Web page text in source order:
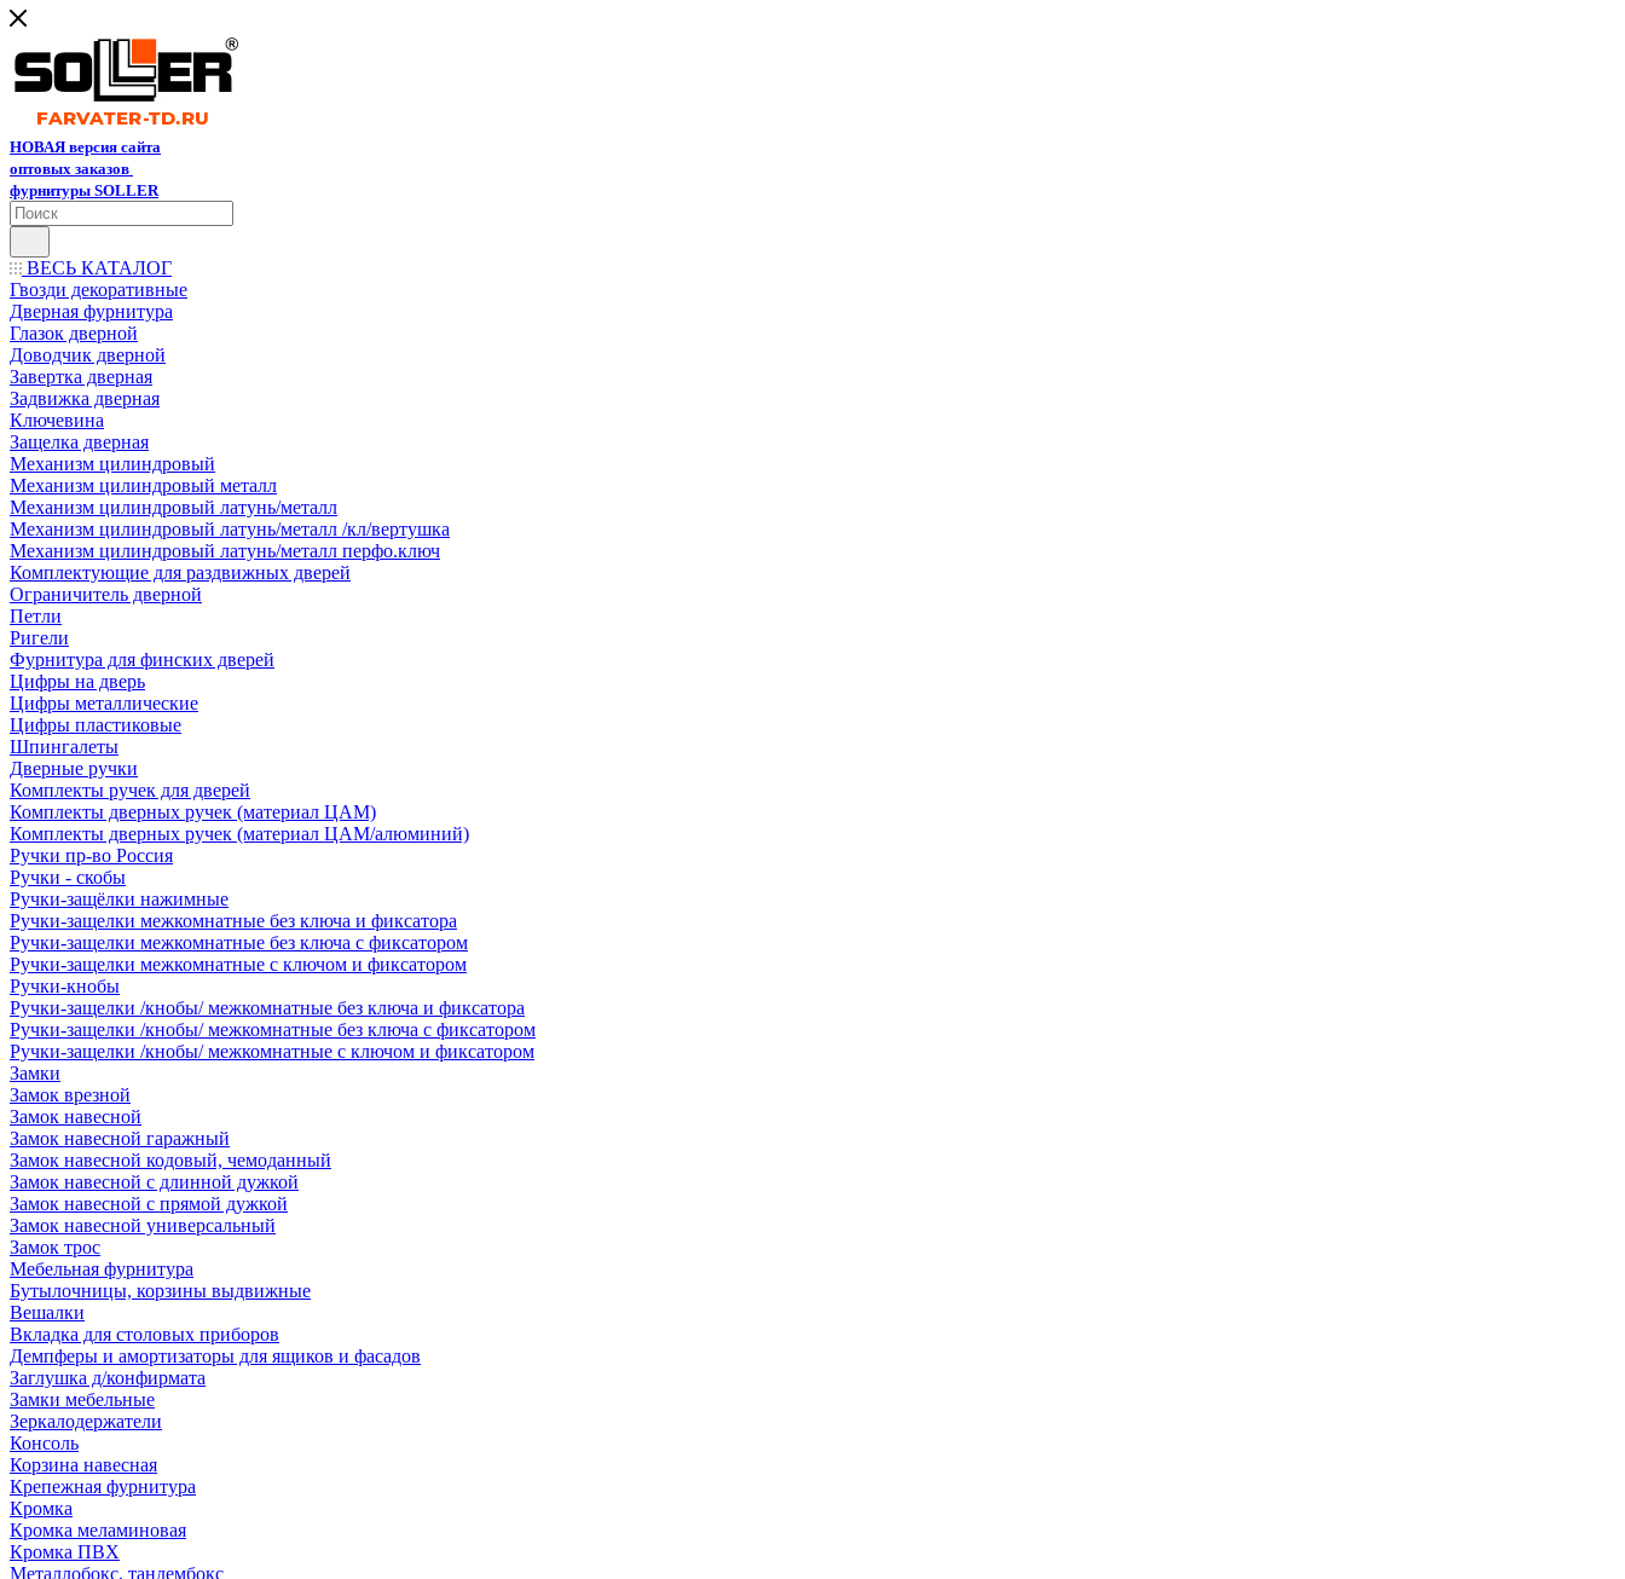
НОВАЯ версия сайта
оптовых заказов
фурнитуры SOLLER
ВЕСЬ КАТАЛОГ
Гвозди декоративные
Дверная фурнитура
Глазок дверной
Доводчик дверной
Завертка дверная
Задвижка дверная
Ключевина
Защелка дверная
Механизм цилиндровый
Механизм цилиндровый металл
Механизм цилиндровый латунь/металл
Механизм цилиндровый латунь/металл /кл/вертушка
Механизм цилиндровый латунь/металл перфо.ключ
Комплектующие для раздвижных дверей
Ограничитель дверной
Петли
Ригели
Фурнитура для финских дверей
Цифры на дверь
Цифры металлические
Цифры пластиковые
Шпингалеты
Дверные ручки
Комплекты ручек для дверей
Комплекты дверных ручек (материал ЦАМ)
Комплекты дверных ручек (материал ЦАМ/алюминий)
Ручки пр-во Россия
Ручки - скобы
Ручки-защёлки нажимные
Ручки-защелки межкомнатные без ключа и фиксатора
Ручки-защелки межкомнатные без ключа с фиксатором
Ручки-защелки межкомнатные с ключом и фиксатором
Ручки-кнобы
Ручки-защелки /кнобы/ межкомнатные без ключа и фиксатора
Ручки-защелки /кнобы/ межкомнатные без ключа с фиксатором
Ручки-защелки /кнобы/ межкомнатные с ключом и фиксатором
Замки
Замок врезной
Замок навесной
Замок навесной гаражный
Замок навесной кодовый, чемоданный
Замок навесной с длинной дужкой
Замок навесной с прямой дужкой
Замок навесной универсальный
Замок трос
Мебельная фурнитура
Бутылочницы, корзины выдвижные
Вешалки
Вкладка для столовых приборов
Демпферы и амортизаторы для ящиков и фасадов
Заглушка д/конфирмата
Замки мебельные
Зеркалодержатели
Консоль
Корзина навесная
Крепежная фурнитура
Кромка
Кромка меламиновая
Кромка ПВХ
Металлобокс, тандембокс